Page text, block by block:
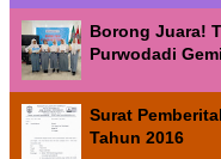
Borong Juara!
Purwodadi
Surat
Tahun 2016